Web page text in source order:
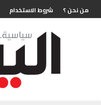
من نحن ؟ شروط الاستخدام